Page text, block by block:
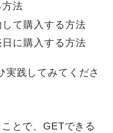
法
て購入する方法
に購入する方法
実践してみてくださ
とで、GETできる